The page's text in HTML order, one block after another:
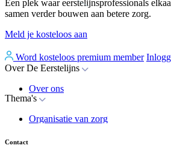
Een plek waar eerstelijnsprofessionals
samen verder bouwen aan betere zorg.
Meld je kosteloos aan
Word kosteloos premium member
Over De Eerstelijns
Over ons
Nieuws
Whitepapers
Thema's
Organisatie van zorg
Contact